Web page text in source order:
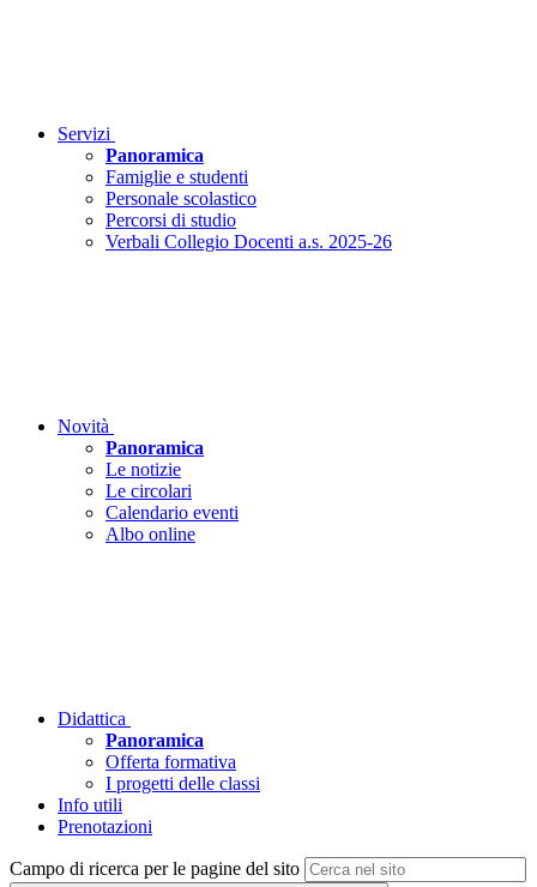
Servizi
Panoramica
Famiglie e studenti
Personale scolastico
Percorsi di studio
Verbali Collegio Docenti a.s. 2025-26
Novità
Panoramica
Le notizie
Le circolari
Calendario eventi
Albo online
Didattica
Panoramica
Offerta formativa
I progetti delle classi
Info utili
Prenotazioni
Campo di ricerca per le pagine del sito